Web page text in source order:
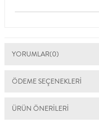
YORUMLAR(0)
ÖDEME SEÇENEKLERI
ÜRÜN ÖNERILERI